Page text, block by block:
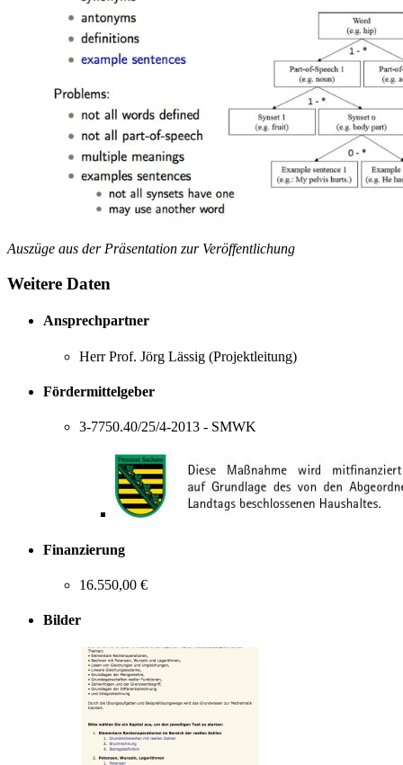
Auszüge aus der Präsentation zur Veröffentlichung
Weitere Daten
Ansprechpartner
Herr Prof. Jörg Lässig (Projektleitung)
Fördermittelgeber
3-7750.40/25/4-2013 - SMWK
Finanzierung
16.550,00 €
Bilder